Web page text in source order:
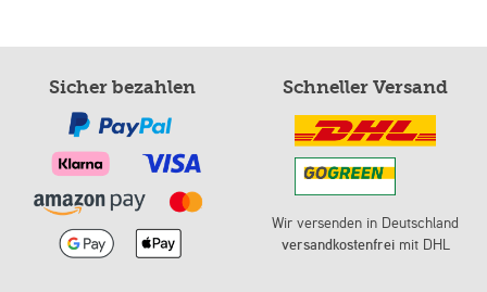
Sicher bezahlen Schneller Versand
Wir versenden in Deutschland
versandkostenfreimit DHL